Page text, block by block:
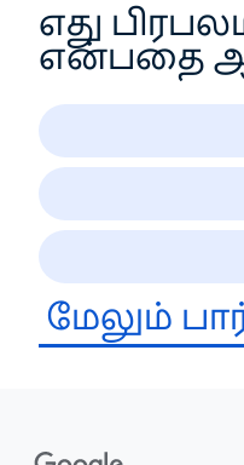
எது
என்பதை
மேலும்